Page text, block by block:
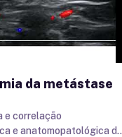
da metástase
e correlação
e anatomopatológica da